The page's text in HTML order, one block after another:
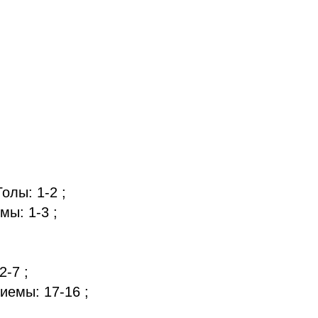
1-2 ;
1-3 ;
7 ;
17-16 ;